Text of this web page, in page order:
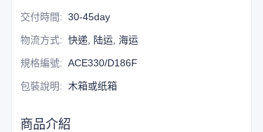
交付時間: 30-45day
物流方式: 快递, 陆运, 海运
規格編號: ACE330/D186F
包裝說明: 木箱或纸箱
商品介紹